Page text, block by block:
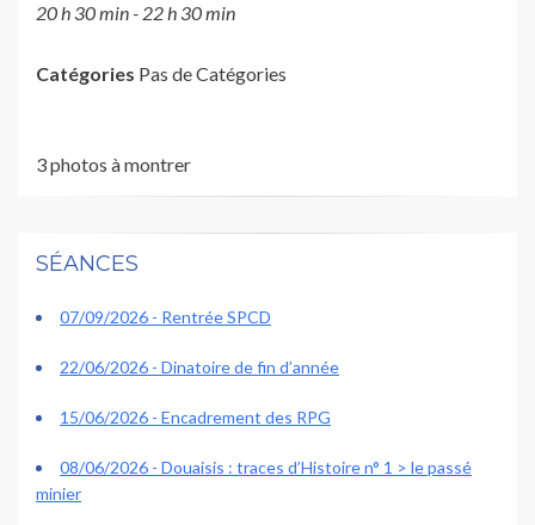
20 h 30 min - 22 h 30 min
Catégories Pas de Catégories
3 photos à montrer
SÉANCES
07/09/2026 - Rentrée SPCD
22/06/2026 - Dinatoire de fin d’année
15/06/2026 - Encadrement des RPG
08/06/2026 - Douaisis : traces d’Histoire n° 1 > le passé
minier